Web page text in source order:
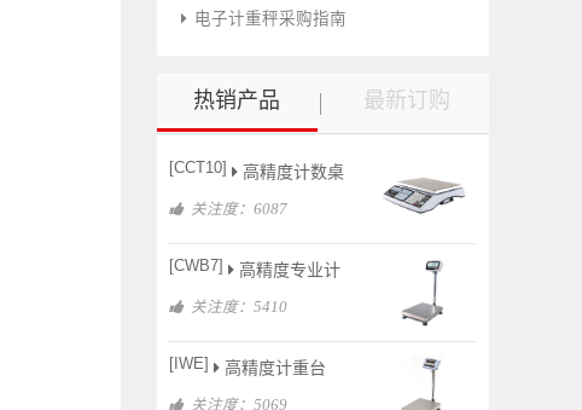
电子计重秤采购指南
热销产品 最新订购
[CCT10] 高精度计数桌
关注度：6087
[CWB7] 高精度专业计
关注度：5410
[IWE] 高精度计重台
关注度：5069